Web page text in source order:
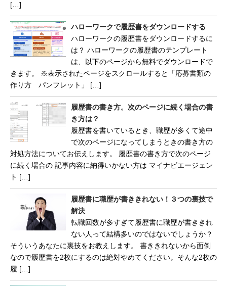
[…]
ハローワークで履歴書をダウンロードする
ハローワークの履歴書をダウンロードするに
は？ ハローワークの履歴書のテンプレート
は、以下のページから無料でダウンロードで
きます。 ※表示されたページをスクロールすると「応募書類の
作り方 パンフレット」 […]
履歴書の書き方。次のページに続く場合の書
き方は？
履歴書を書いているとき、職歴が多くて途中
で次のページになってしまうときの書き方の
対処方法についてお伝えします。 履歴書の書き方で次のページ
に続く場合の 記事内容に納得いかない方は マイナビエージェン
ト […]
履歴書に職歴が書ききれない！３つの裏技で
解決
転職回数が多すぎて履歴書に職歴が書ききれ
ない人って結構多いのではないでしょうか？
そういうあなたに裏技をお教えします。 書ききれないから面倒
なので履歴書を2枚にするのは絶対やめてください。そんな2枚の
履 […]